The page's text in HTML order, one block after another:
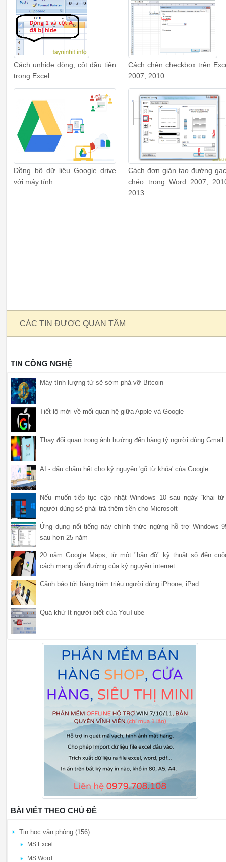
Cách unhide dòng, cột đầu tiên
trong Excel
Cách chèn checkbox trên
2007, 2010
Đồng bộ dữ liệu Google drive
với máy tính
Cách đơn giản tạo đường
chéo trong Word 2007,
2013
CÁC TIN ĐƯỢC QUAN TÂM
TIN CÔNG NGHỆ
Máy tính lượng tử sẽ sớm phá vỡ Bitcoin
Tiết lộ mới về mối quan hệ giữa Apple và Google
Thay đổi quan trọng ảnh hưởng đến hàng tỷ người dùng Gmail
AI - dấu chấm hết cho kỷ nguyên 'gõ từ khóa' của Google
Nếu muốn tiếp tục cập nhật Windows 10 sau ngày “khai
người dùng sẽ phải trả thêm tiền cho Microsoft
Ứng dụng nổi tiếng này chính thức ngừng hỗ trợ Windows
sau hơn 25 năm
20 năm Google Maps, từ một "bản đồ" kỹ thuật số đến
cách mạng dẫn đường của kỷ nguyên internet
Cảnh báo tới hàng trăm triệu người dùng iPhone, iPad
Quá khứ ít người biết của YouTube
BÀI VIẾT THEO CHỦ ĐỀ
Tin học văn phòng (156)
MS Excel
MS Word